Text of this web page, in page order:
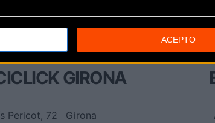
ACEPTO
2 (Girona)
GIRONA
Pericot, 72
Girona